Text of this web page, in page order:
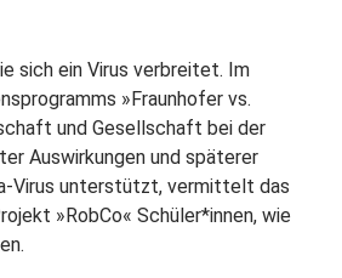
sich ein Virus verbreitet. Im
»Fraunhofer vs.
und Gesellschaft bei der
Auswirkungen und späterer
Virus unterstützt, vermittelt das
»RobCo« Schüler*innen, wie